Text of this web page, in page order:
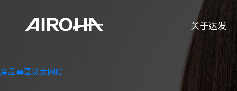
关于达发
產品專區以太网IC